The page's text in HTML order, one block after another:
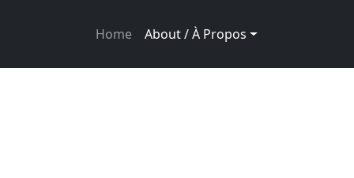
Main navigation
Home About / À Propos